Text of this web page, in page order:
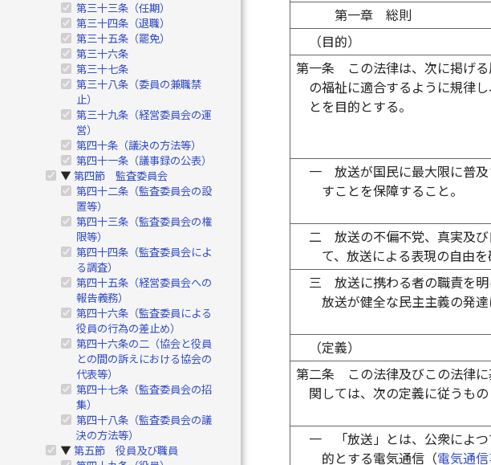
第三十三条（任期）
第三十四条（退職）
第三十五条（罷免）
第三十六条
第三十七条
第三十八条（委員の兼職禁
止）
第三十九条（経営委員会の運
営）
第四十条（議決の方法等）
第四十一条（議事録の公表）
▶ 第四節 監査委員会
第四十二条（監査委員会の設
置等）
第四十三条（監査委員会の権
限等）
第四十四条（監査委員会によ
る調査）
第四十五条（経営委員会への
報告義務）
第四十六条（監査委員による
役員の行為の差止め）
第四十六条の二（協会と役員
との間の訴えにおける協会の
代表等）
第四十七条（監査委員会の招
集）
第四十八条（監査委員会の議
決の方法等）
▶ 第五節 役員及び職員
第一章 総則
（目的）
第一条
この法律は、次に掲げ
の福祉に適合するように規律
とを目的とする。
一
放送が国民に最大限に普
すことを保障すること。
二
放送の不偏不党、真実及
て、放送による表現の自由を
三
放送に携わる者の職責を明
放送が健全な民主主義の発達
（定義）
第二条
この法律及びこの法律
関しては、次の定義に従うもの
一
「放送」とは、公衆によ
的とする電気通信（電気通